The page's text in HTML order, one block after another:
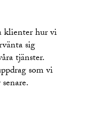
klienter hur vi
sig
tjänster.
som vi